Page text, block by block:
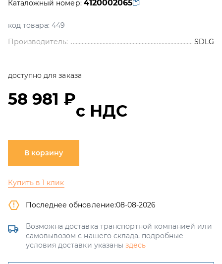
Каталожный номер: 4120002065
код товара: 449
Производитель:
SDLG
доступно для заказа
58 981 ₽
с НДС
В корзину
Купить в 1 клик
Последнее обновление:08-08-2026
Возможна доставка транспортной компанией или
самовывозом с нашего склада, подробные
условия доставки указаны здесь